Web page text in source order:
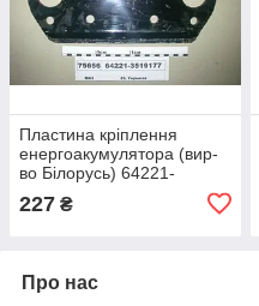
Пластина кріплення
енергоакумулятора (вир-
во Білорусь) 64221-
227 ₴
Про нас